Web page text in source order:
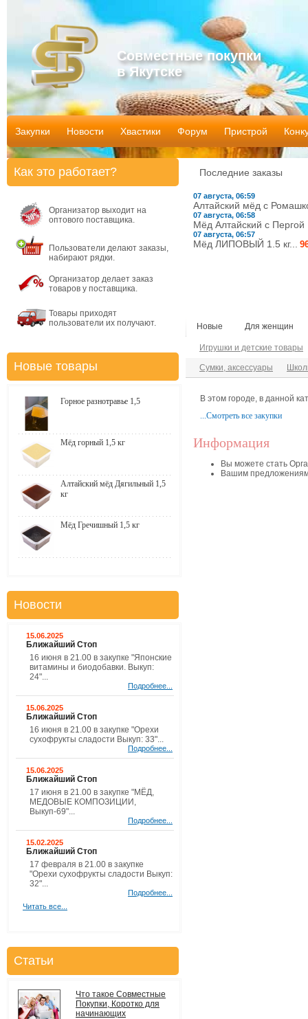
Совместные покупки
в Якутске
Закупки Новости Хвастики Форум Пристрой
Последние заказы
07 августа, 06:59
Алтайский мёд с
07 августа, 06:58
Мёд Алтайский с Пергой
07 августа, 06:57
Мёд ЛИПОВЫЙ 1.5 кг...
Новые Для женщин
Игрушки и детские товары
Сумки, аксессуары
В этом городе, в данной
...Смотреть все закупки
Информация
Вы можете стать
Вашим
Как это работает?
Организатор выходит на
оптового поставщика.
Пользователи делают заказы,
набирают рядки.
Организатор делает заказ
товаров у поставщика.
Товары приходят
пользователи их получают.
Новые товары
Горное разнотравье 1,5
Мёд горный 1,5 кг
Алтайский мёд Дягильный 1,5
кг
Мёд Гречишный 1,5 кг
Новости
15.06.2025
Ближайший Стоп
16 июня в 21.00 в закупке "Японские
витамины и биодобавки. Выкуп:
24"...
Подробнее...
15.06.2025
Ближайший Стоп
16 июня в 21.00 в закупке "Орехи
сухофрукты сладости Выкуп: 33"...
Подробнее...
15.06.2025
Ближайший Стоп
17 июня в 21.00 в закупке "МЁД,
МЕДОВЫЕ КОМПОЗИЦИИ,
Выкуп-69"...
Подробнее...
15.02.2025
Ближайший Стоп
17 февраля в 21.00 в закупке
"Орехи сухофрукты сладости Выкуп:
32"...
Подробнее...
Читать все...
Статьи
Что такое Совместные
Покупки, Коротко для
начинающих